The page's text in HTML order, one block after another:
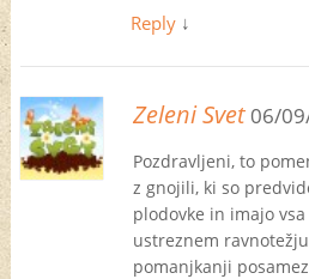
Reply ↓
Zeleni Svet 06/
Pozdravljeni, to
z gnojili, ki so
plodovke in imajo
ustreznem
pomanjkanji